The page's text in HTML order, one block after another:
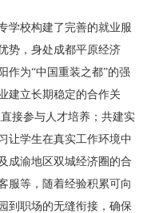
学校构建了完善的就业服
势，身处成都平原经济
作为“中国重装之都”的强
建立长期稳定的合作关
接参与人才培养；共建实
让学生在真实工作环境中
成渝地区双城经济圈的合
服等，随着经验积累可向
到职场的无缝衔接，确保